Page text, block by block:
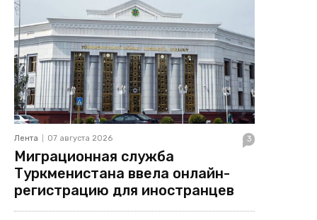
Лента 07 августа 2026 3
Миграционная служба
Туркменистана ввела онлайн-
регистрацию для иностранцев